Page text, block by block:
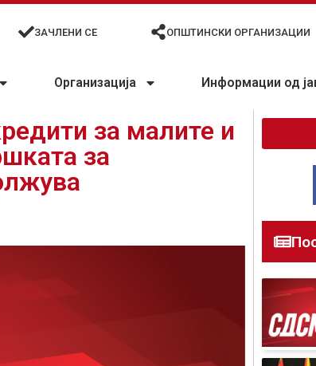
ЗАЧЛЕНИ СЕ ОПШТИНСКИ ОРГАНИЗАЦИИ
Организација Информации од
за малите и
за